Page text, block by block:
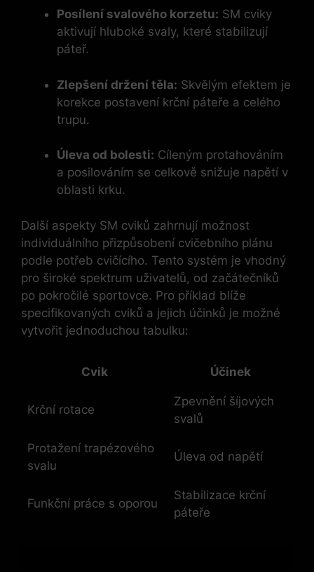
Posílení svalového ⁤korzetu: SM ⁣cviky⁢
aktivují hluboké svaly, které ​stabilizují
páteř.
Zlepšení držení těla: Skvělým efektem je
⁤korekce postavení krční páteře ⁢a ⁢celého
‍trupu.
Úleva od bolesti: Cíleným protahováním
a‌ posilováním se celkově​ snižuje ‍napětí v
oblasti krku.
Další aspekty SM cviků zahrnují možnost
‌individuálního přizpůsobení cvičebního plánu
podle potřeb cvičícího. Tento systém je vhodný
pro široké spektrum uživatelů, od začátečníků
po pokročilé⁤ sportovce. Pro příklad blíže
specifikovaných⁢ cviků a jejich účinků je možné
vytvořit jednoduchou tabulku:
Cvik Účinek
Krční rotace
Zpevnění šíjových
‍svalů
Protažení trapézového
svalu
Úleva od napětí
Funkční práce s oporou
Stabilizace krční
páteře